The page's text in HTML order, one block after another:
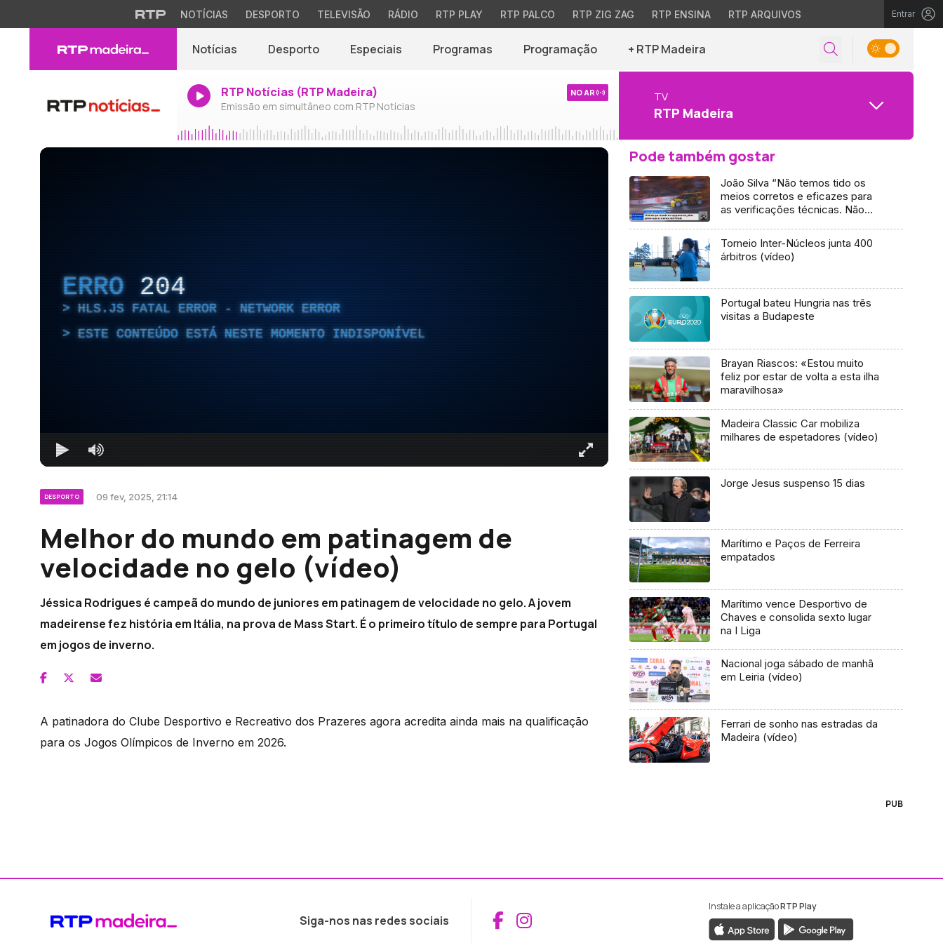
NOTÍCIAS DESPORTO TELEVISÃO RÁDIO RTP PLAY RTP PALCO RTP ZIG ZAG RTP ENSINA RTP ARQUIVOS Entrar
Notícias Desporto Especiais Programas Programação + RTP Madeira
RTP Notícias (RTP Madeira)
Emissão em simultâneo com RTP Notícias
NO AR TV
RTP Madeira
ERRO 204
HLS.JS FATAL ERROR - NETWORK ERROR
ESTE CONTEÚDO ESTÁ NESTE MOMENTO INDISPONÍVEL
DESPORTO 09 fev, 2025, 21:14
Melhor do mundo em patinagem de
velocidade no gelo (vídeo)
Jéssica Rodrigues é campeã do mundo de juniores em patinagem de velocidade no gelo. A jovem
madeirense fez história em Itália, na prova de Mass Start. É o primeiro título de sempre para Portugal
em jogos de inverno.
A patinadora do Clube Desportivo e Recreativo dos Prazeres agora acredita ainda mais na qualificação
para os Jogos Olímpicos de Inverno em 2026.
Pode também gostar
João Silva “Não temos tido os
meios corretos e eficazes para
as verificações técnicas. Não
protesto. Não ponho em causa o
resultado do último rali. Ponho
em causa a continuidade da
pouco esta parte das
verificações técnicas. Exijo que
a FPAK acompanhe todo este
Torneio Inter-Núcleos junta 400
árbitros (vídeo)
Portugal bateu Hungria nas três
visitas a Budapeste
Brayan Riascos: «Estou muito
feliz por estar de volta a esta ilha
maravilhosa»
Madeira Classic Car mobiliza
milhares de espetadores (vídeo)
Jorge Jesus suspenso 15 dias
Marítimo e Paços de Ferreira
empatados
Marítimo vence Desportivo de
Chaves e consolida sexto lugar
na I Liga
Nacional joga sábado de manhã
em Leiria (vídeo)
Ferrari de sonho nas estradas da
Madeira (vídeo)
PUB
Siga-nos nas redes sociais Aceder ao Facebook da RTP Madeira
Aceder ao Instagram da RTP Madeira
Instale a aplicaçãoRTP Play